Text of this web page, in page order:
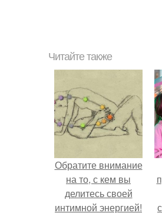
Читайте также
Обратите внимание
на то, с кем вы
делитесь своей
интимной энергией!